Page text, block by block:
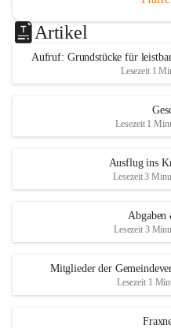
Artikel
Aufruf: Grundstücke für
Lesezeit 1
Lesezeit 1
Ausflug ins
Lesezeit 3
Abgaben
Lesezeit 3
Mitglieder der
Lesezeit 1